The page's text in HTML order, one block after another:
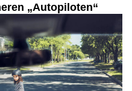
„Autopiloten“